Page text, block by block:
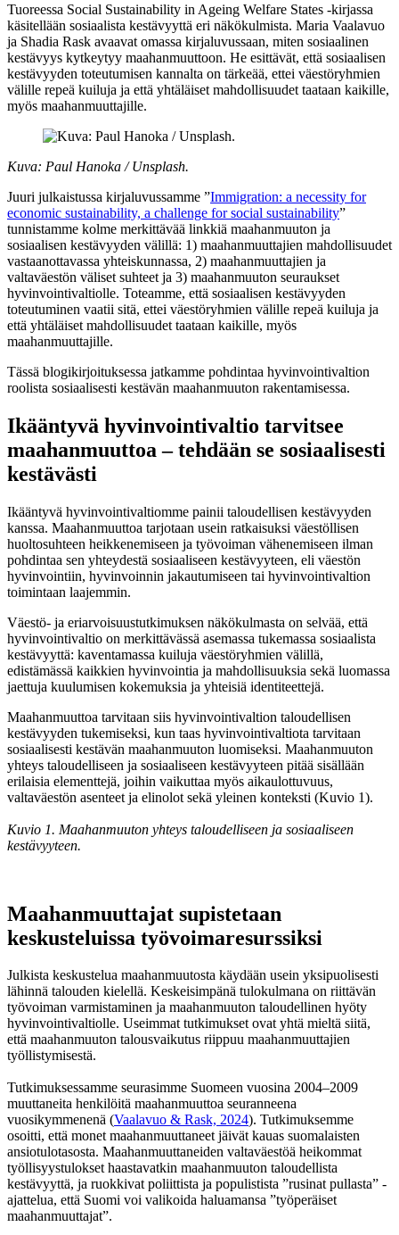
Tuoreessa Social Sustainability in Ageing Welfare States -kirjassa
käsitellään sosiaalista kestävyyttä eri näkökulmista. Maria Vaalavuo
ja Shadia Rask avaavat omassa kirjaluvussaan, miten sosiaalinen
kestävyys kytkeytyy maahanmuuttoon. He esittävät, että sosiaalisen
kestävyyden toteutumisen kannalta on tärkeää, ettei väestöryhmien
välille repeä kuiluja ja että yhtäläiset mahdollisuudet taataan kaikille,
myös maahanmuuttajille.
Kuva: Paul Hanoka / Unsplash.
Juuri julkaistussa kirjaluvussamme ”Immigration: a necessity for
economic sustainability, a challenge for social sustainability”
tunnistamme kolme merkittävää linkkiä maahanmuuton ja
sosiaalisen kestävyyden välillä: 1) maahanmuuttajien mahdollisuudet
vastaanottavassa yhteiskunnassa, 2) maahanmuuttajien ja
valtaväestön väliset suhteet ja 3) maahanmuuton seuraukset
hyvinvointivaltiolle. Toteamme, että sosiaalisen kestävyyden
toteutuminen vaatii sitä, ettei väestöryhmien välille repeä kuiluja ja
että yhtäläiset mahdollisuudet taataan kaikille, myös
maahanmuuttajille.
Tässä blogikirjoituksessa jatkamme pohdintaa hyvinvointivaltion
roolista sosiaalisesti kestävän maahanmuuton rakentamisessa.
Ikääntyvä hyvinvointivaltio tarvitsee
maahanmuuttoa – tehdään se sosiaalisesti
kestävästi
Ikääntyvä hyvinvointivaltiomme painii taloudellisen kestävyyden
kanssa. Maahanmuuttoa tarjotaan usein ratkaisuksi väestöllisen
huoltosuhteen heikkenemiseen ja työvoiman vähenemiseen ilman
pohdintaa sen yhteydestä sosiaaliseen kestävyyteen, eli väestön
hyvinvointiin, hyvinvoinnin jakautumiseen tai hyvinvointivaltion
toimintaan laajemmin.
Väestö- ja eriarvoisuustutkimuksen näkökulmasta on selvää, että
hyvinvointivaltio on merkittävässä asemassa tukemassa sosiaalista
kestävyyttä: kaventamassa kuiluja väestöryhmien välillä,
edistämässä kaikkien hyvinvointia ja mahdollisuuksia sekä luomassa
jaettuja kuulumisen kokemuksia ja yhteisiä identiteettejä.
Maahanmuuttoa tarvitaan siis hyvinvointivaltion taloudellisen
kestävyyden tukemiseksi, kun taas hyvinvointivaltiota tarvitaan
sosiaalisesti kestävän maahanmuuton luomiseksi. Maahanmuuton
yhteys taloudelliseen ja sosiaaliseen kestävyyteen pitää sisällään
erilaisia elementtejä, joihin vaikuttaa myös aikaulottuvuus,
valtaväestön asenteet ja elinolot sekä yleinen konteksti (Kuvio 1).
Kuvio 1. Maahanmuuton yhteys taloudelliseen ja sosiaaliseen
kestävyyteen.
Maahanmuuttajat supistetaan
keskusteluissa työvoimaresurssiksi
Julkista keskustelua maahanmuutosta käydään usein yksipuolisesti
lähinnä talouden kielellä. Keskeisimpänä tulokulmana on riittävän
työvoiman varmistaminen ja maahanmuuton taloudellinen hyöty
hyvinvointivaltiolle. Useimmat tutkimukset ovat yhtä mieltä siitä,
että maahanmuuton talousvaikutus riippuu maahanmuuttajien
työllistymisestä.
Tutkimuksessamme seurasimme Suomeen vuosina 2004–2009
muuttaneita henkilöitä maahanmuuttoa seuranneena
vuosikymmenenä (Vaalavuo & Rask, 2024). Tutkimuksemme
osoitti, että monet maahanmuuttaneet jäivät kauas suomalaisten
ansiotulotasosta. Maahanmuuttaneiden valtaväestöä heikommat
työllisyystulokset haastavatkin maahanmuuton taloudellista
kestävyyttä, ja ruokkivat poliittista ja populistista ”rusinat pullasta” -
ajattelua, että Suomi voi valikoida haluamansa ”työperäiset
maahanmuuttajat”.